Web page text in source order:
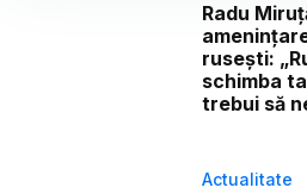
Radu
rusești:
schimba
trebui să
Actualitate